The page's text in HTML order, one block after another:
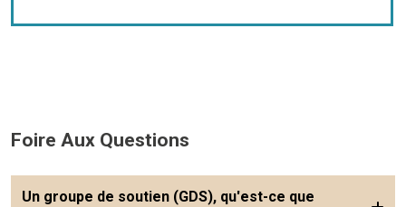
Foire Aux Questions
Un groupe de soutien (GDS), qu'est-ce que